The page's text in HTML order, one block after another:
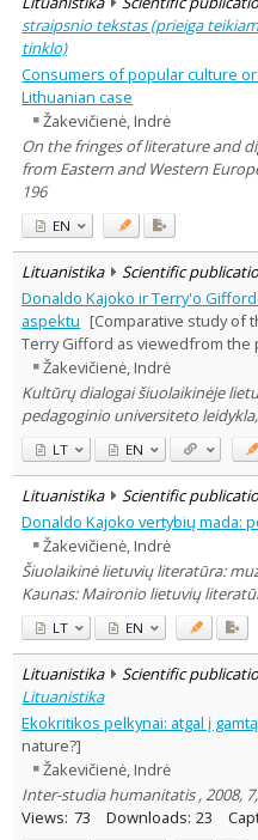
straipsnio tekstas (prieiga
tinklo)
Consumers of popular culture
Lithuanian case
Žakevičienė, Indrė
On the fringes of literature and
from Eastern and Western
196
EN
Lituanistika Scientific
Donaldo Kajoko ir Terry'o
aspektu [Comparative study of
Terry Gifford as viewedfrom the
Žakevičienė, Indrė
Kultūrų dialogai šiuolaikinėje
pedagoginio universiteto leidykla,
LT EN
Lituanistika Scientific
Donaldo Kajoko vertybių mada:
Žakevičienė, Indrė
Šiuolaikinė lietuvių literatūra:
Kaunas: Maironio lietuvių
LT EN
Lituanistika Scientific
Lituanistika
Ekokritikos pelkynai: atgal į
nature?]
Žakevičienė, Indrė
Inter-studia humanitatis , 2008,
Views: 73 Downloads: 23